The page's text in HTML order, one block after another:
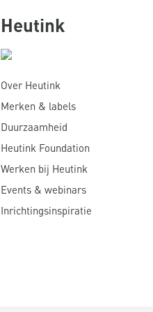
Heutink
Over Heutink
Merken & labels
Duurzaamheid
Heutink Foundation
Werken bij Heutink
Events & webinars
Inrichtingsinspiratie